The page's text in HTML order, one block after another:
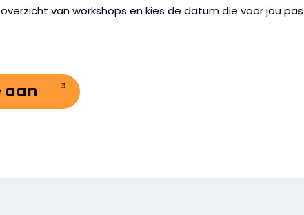
van workshops en kies de datum die voor jou
aan